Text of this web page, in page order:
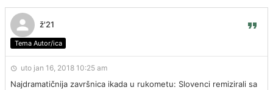
ž'21
Tema Autor/ica
uto jan 16, 2018 10:25 am
Najdramatičnija završnica ikada u rukometu: Slovenci remizirali sa